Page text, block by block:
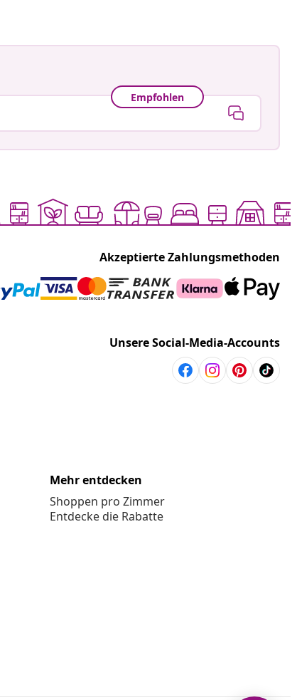
Empfohlen
Akzeptierte Zahlungsmethoden
Unsere Social-Media-Accounts
Mehr entdecken
Shoppen pro Zimmer
Entdecke die Rabatte